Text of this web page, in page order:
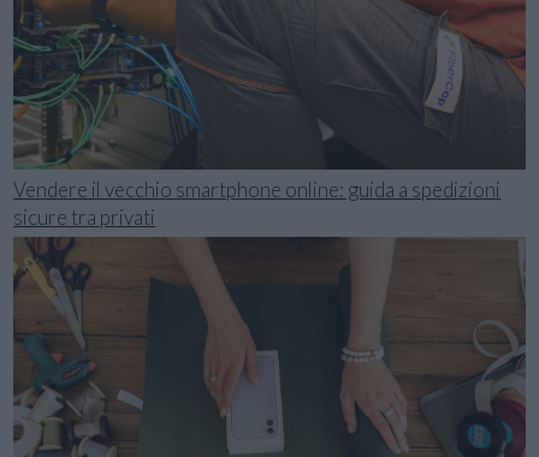
Vendere il vecchio smartphone online: guida a spedizioni
sicure tra privati